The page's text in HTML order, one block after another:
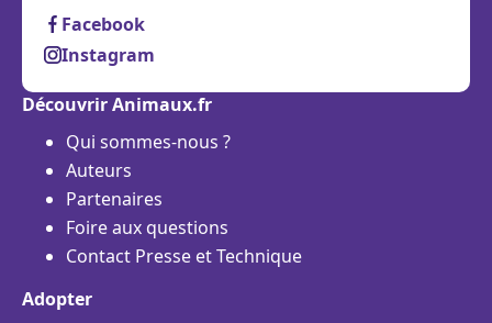
Facebook
Instagram
Découvrir Animaux.fr
Qui sommes-nous ?
Auteurs
Partenaires
Foire aux questions
Contact Presse et Technique
Adopter